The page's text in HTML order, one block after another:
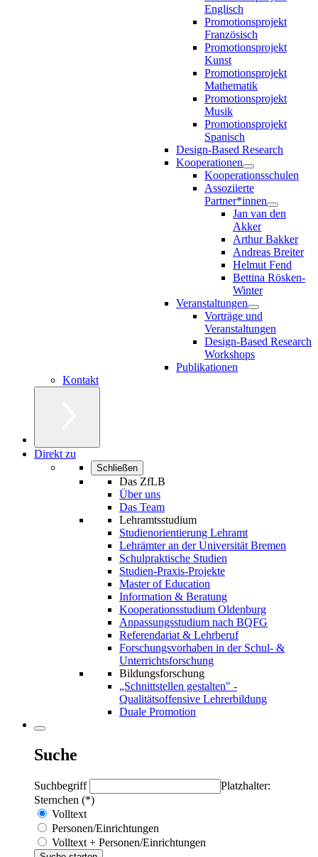
Englisch
Promotionsprojekt
Französisch
Promotionsprojekt
Kunst
Promotionsprojekt
Mathematik
Promotionsprojekt
Musik
Promotionsprojekt
Spanisch
Design-Based Research
Kooperationen
Kooperationsschulen
Assoziierte
Partner*innen
Jan van den
Akker
Arthur Bakker
Andreas Breiter
Helmut Fend
Bettina Rösken-
Winter
Veranstaltungen
Vorträge und
Veranstaltungen
Design-Based Research
Workshops
Publikationen
Kontakt
Direkt zu
Schließen
Das ZfLB
Über uns
Das Team
Lehramtsstudium
Studienorientierung Lehramt
Lehrämter an der Universität Bremen
Schulpraktische Studien
Studien-Praxis-Projekte
Master of Education
Information & Beratung
Kooperationsstudium Oldenburg
Anpassungsstudium nach BQFG
Referendariat & Lehrberuf
Forschungsvorhaben in der Schul- &
Unterrichtsforschung
Bildungsforschung
„Schnittstellen gestalten" -
Qualitätsoffensive Lehrerbildung
Duale Promotion
Suche
Suchbegriff
Platzhalter:
Sternchen (*)
Volltext
Personen/Einrichtungen
Volltext + Personen/Einrichtungen